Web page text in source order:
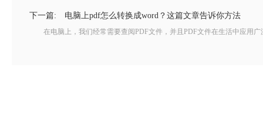
下一篇: 电脑上pdf怎么转换成word？这篇文章告诉你方法
在电脑上，我们经常需要查阅PDF文件，并且PDF文件在生活中应用广